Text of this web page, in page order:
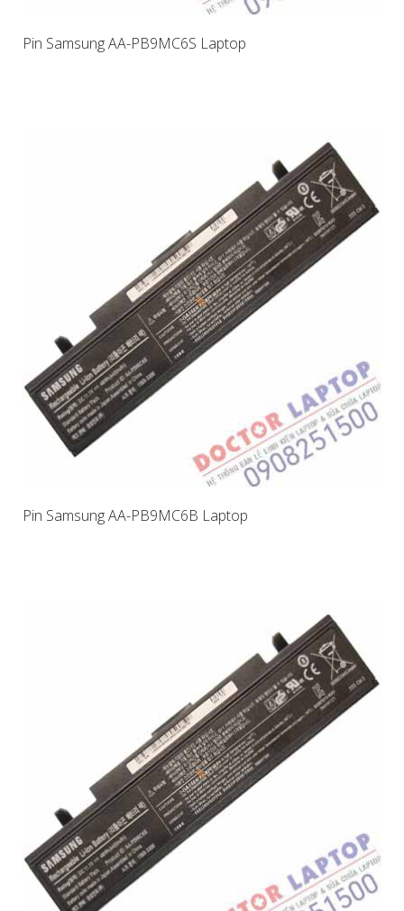
Pin Samsung AA-PB9MC6S Laptop
Pin Samsung AA-PB9MC6B Laptop